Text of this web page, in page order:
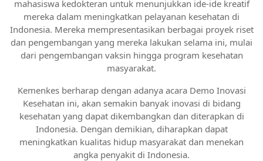
mahasiswa kedokteran untuk menunjukkan ide-ide kreatif
mereka dalam meningkatkan pelayanan kesehatan di
Indonesia. Mereka mempresentasikan berbagai proyek riset
dan pengembangan yang mereka lakukan selama ini, mulai
dari pengembangan vaksin hingga program kesehatan
masyarakat.
Kemenkes berharap dengan adanya acara Demo Inovasi
Kesehatan ini, akan semakin banyak inovasi di bidang
kesehatan yang dapat dikembangkan dan diterapkan di
Indonesia. Dengan demikian, diharapkan dapat
meningkatkan kualitas hidup masyarakat dan menekan
angka penyakit di Indonesia.